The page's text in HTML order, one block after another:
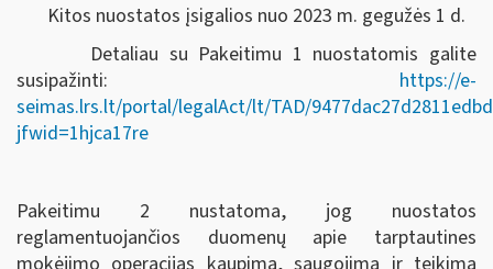
Kitos nuostatos įsigalios nuo 2023 m. gegužės 1 d.
Detaliau su Pakeitimu 1 nuostatomis galite
susipažinti: https://e-
seimas.lrs.lt/portal/legalAct/lt/TAD/
jfwid=1hjca17re
Pakeitimu 2 nustatoma, jog nuostatos
reglamentuojančios duomenų apie tarptautines